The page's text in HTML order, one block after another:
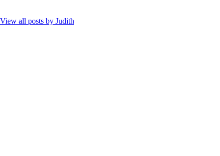
View all posts by Judith